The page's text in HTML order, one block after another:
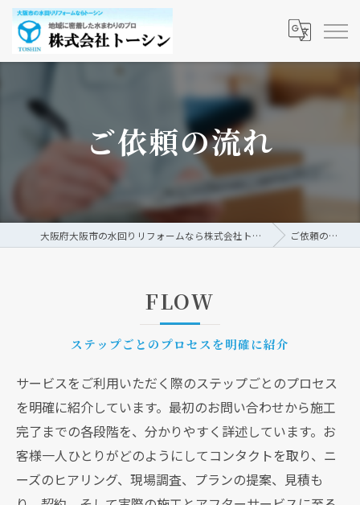
ご依頼の流れ
大阪府大阪市の水回りリフォームなら株式会社トーシン ご依頼の流れ
ステップごとのプロセスを明確に紹介
FLOW
サービスをご利用いただく際のステップごとのプロセス
を明確に紹介しています。最初のお問い合わせから施工
完了までの各段階を、分かりやすく詳述しています。お
客様一人ひとりがどのようにしてコンタクトを取り、ニ
ーズのヒアリング、現場調査、プランの提案、見積も